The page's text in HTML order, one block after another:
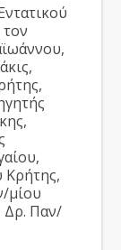
Κρήτης,
μίου
Δρ. Παν/